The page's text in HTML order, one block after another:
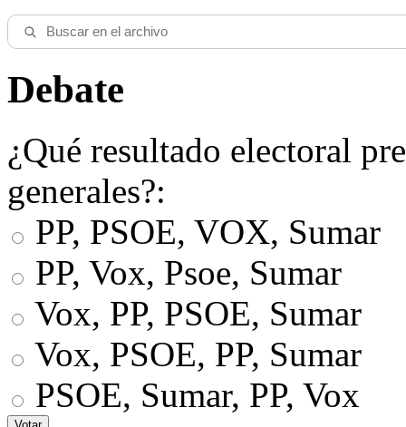
Debate
¿Qué resultado electoral
generales?:
PP, PSOE, VOX, Sumar
PP, Vox, Psoe, Sumar
Vox, PP, PSOE, Sumar
Vox, PSOE, PP, Sumar
PSOE, Sumar, PP, Vox